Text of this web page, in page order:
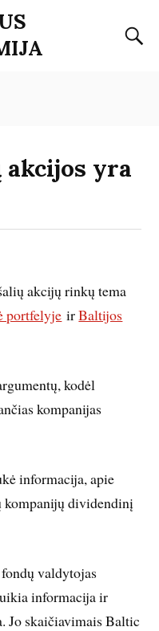
yra
akcijų rinkų tema
portfelyje irBaltijos
kodėl
kompanijas
informacija, apie
kompanijų dividendinį
valdytojas
informacija ir
Jo skaičiavimais Baltic